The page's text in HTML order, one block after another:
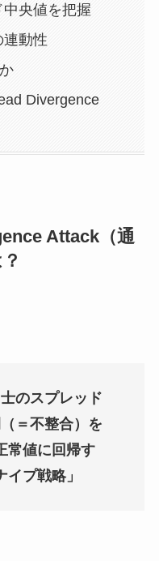
央値を把握
動性
Divergence
Attack（通
のスプレッド
＝不整合）を
常値に回帰す
プ戦略」